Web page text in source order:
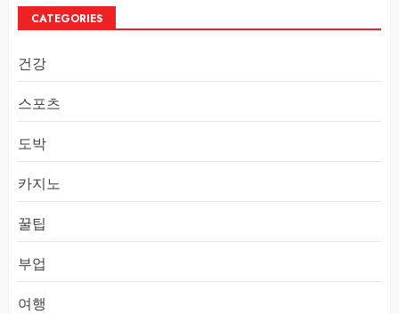
CATEGORIES
건강
스포츠
도박
카지노
꿀팁
부업
여행